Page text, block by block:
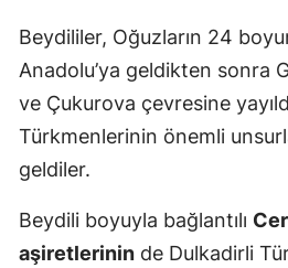
Beydililer, Oğuzların 24
Anadolu’ya geldikten sonra
ve Çukurova çevresine
Türkmenlerinin önemli
geldiler.
Beydili boyuyla bağlantılı
aşiretlerinin de Dulkadirli